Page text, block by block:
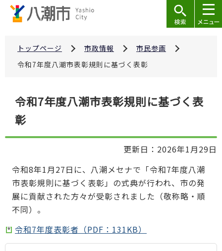
トップページ 市政情報
市民参画
令和7年度八潮市表彰規則に基づく表彰
令和7年度八潮市表彰規則に基づく表
彰
更新日：2026年1月29日
令和8年1月27日に、八潮メセナで「令和7年度八潮
市表彰規則に基づく表彰」の式典が行われ、市の発
展に貢献された方々が受彰されました（敬称略・順
不同）。
令和7年度表彰者（PDF：131KB）